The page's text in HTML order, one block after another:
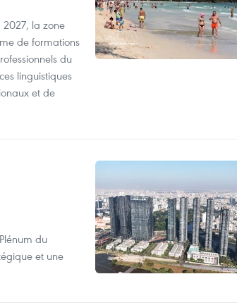
la zone
de formations
du
linguistiques
et de
du
et une